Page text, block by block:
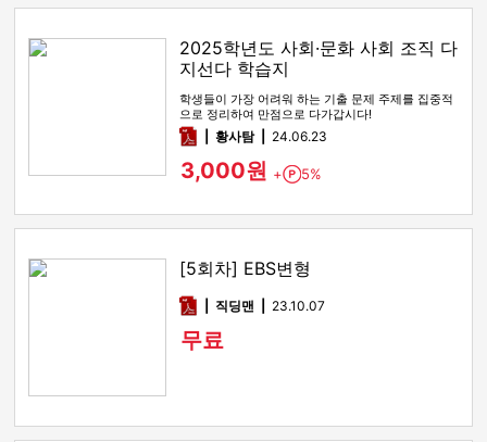
2025학년도 사회·문화 사회 조직 다
지선다 학습지
학생들이 가장 어려워 하는 기출 문제 주제를 집중적
으로 정리하여 만점으로 다가갑시다!
pdf황사탐 24.06.23
3,000원 + Point
5%
[5회차] EBS변형
pdf직딩맨 23.10.07
무료